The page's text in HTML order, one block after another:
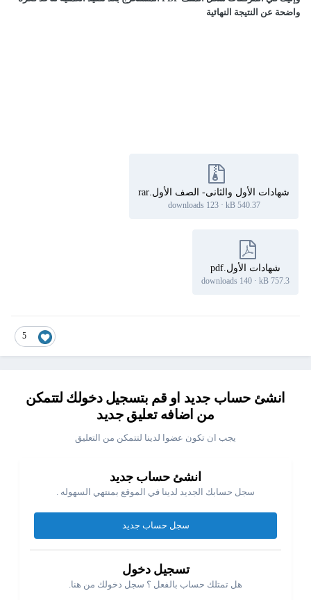
واضحة عن النتيجة النهائية
شهادات الأول والثانى- الصف الأول.rar
540.37 kB
·
123 downloads
شهادات الأول.pdf
757.3 kB
·
140 downloads
5
انشئ حساب جديد او قم بتسجيل دخولك لتتمكن
من اضافه تعليق جديد
يجب ان تكون عضوا لدينا لتتمكن من التعليق
انشئ حساب جديد
سجل حسابك الجديد لدينا في الموقع بمنتهي السهوله .
سجل حساب جديد
تسجيل دخول
هل تمتلك حساب بالفعل ؟ سجل دخولك من هنا.